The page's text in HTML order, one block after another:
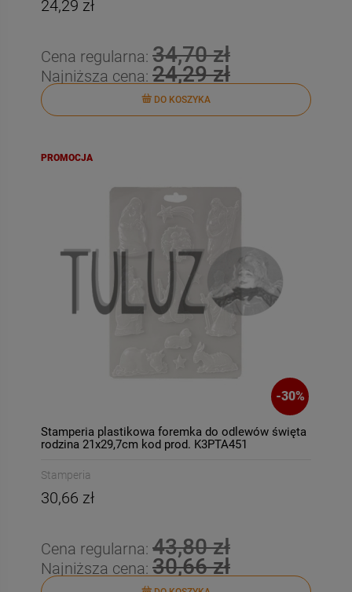
24,29 zł
Cena regularna: 34,70 zł
Najniższa cena: 24,29 zł
DO KOSZYKA
-30%
Stamperia plastikowa foremka do odlewów święta
rodzina 21x29,7cm kod prod. K3PTA451
Stamperia
30,66 zł
Cena regularna: 43,80 zł
Najniższa cena: 30,66 zł
PROMOCJA